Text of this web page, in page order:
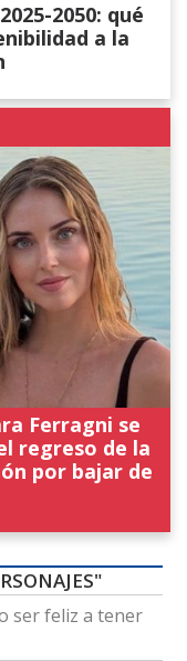
2050: qué
a la
Ferragni se
regreso de la
por bajar de
ser feliz a tener